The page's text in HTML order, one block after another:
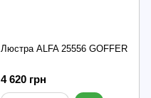
Люстра ALFA 25556 GOFFER
4 620 грн